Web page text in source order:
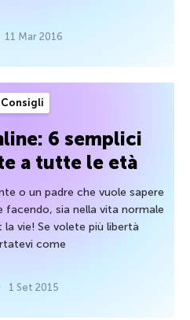
11 Mar 2016
Consigli
6 semplici
a tutte le età
o un padre che vuole sapere
sia nella vita normale
la vie! Se volete più libertà
come
1 Set 2015